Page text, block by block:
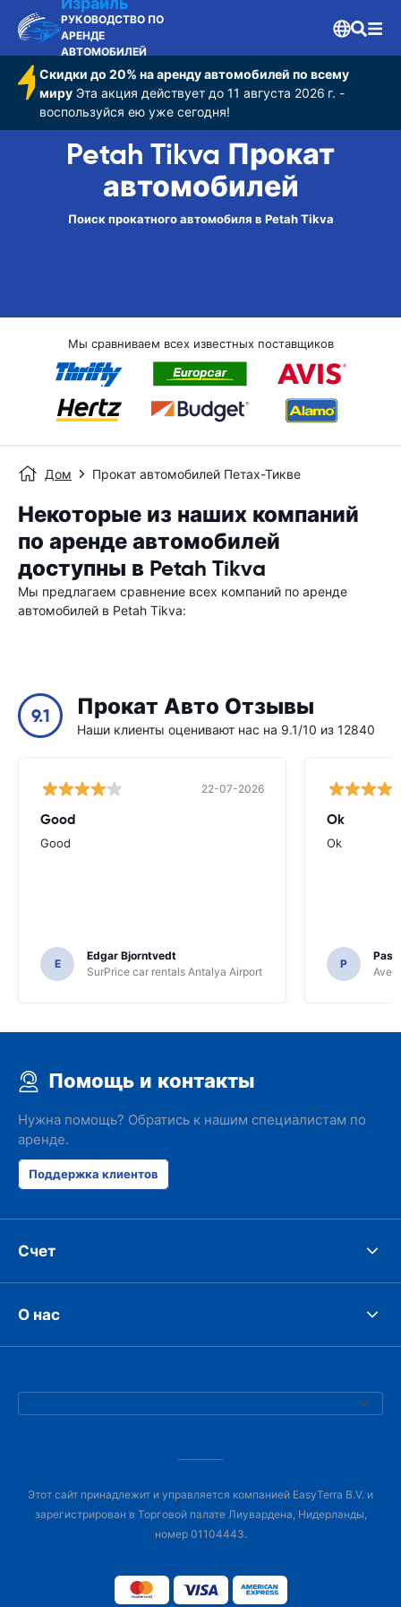
РУКОВОДСТВО ПО
АРЕНДЕ
АВТОМОБИЛЕЙ
Скидки до 20% на аренду автомобилей по всему
мируЭта акция действует до 11 августа 2026 г. -
воспользуйся ею уже сегодня!
Petah Tikva Прокат
автомобилей
Поиск прокатного автомобиля в Petah Tikva
Мы сравниваем всех известных поставщиков
Дом Прокат автомобилей Петах-Тикве
Некоторые из наших компаний
по аренде автомобилей
доступны в Petah Tikva
Мы предлагаем сравнение всех компаний по аренде
автомобилей в Petah Tikva:
9.1 Прокат Авто Отзывы
Наши клиенты оценивают нас на 9.1/10 из 12840
22-07-2026
Good
Good
E
Edgar Bjorntvedt
SurPrice car rentals Antalya Airport
Ok
Ok
P
Avec
Помощь и контакты
Нужна помощь? Обратись к нашим специалистам по
аренде.
Поддержка клиентов
Счет
О нас
Этот сайт принадлежит и управляется компанией EasyTerra B.V. и
зарегистрирован в Торговой палате Лиувардена, Нидерланды,
номер 01104443.